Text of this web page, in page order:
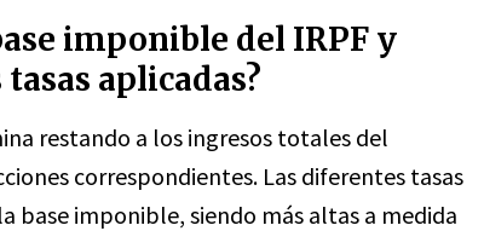
imponible del IRPF y
aplicadas?
restando a los ingresos totales del
correspondientes. Las diferentes tasas
base imponible, siendo más altas a medida